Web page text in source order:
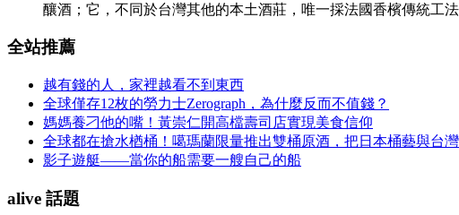
釀酒；它，不同於台灣其他的本土酒莊，唯一採法國香檳傳統工
全站推薦
越有錢的人，家裡越看不到東西
全球僅存12枚的勞力士Zerograph，為什麼反而不值錢？
媽媽養刁他的嘴！黃崇仁開高檔壽司店實現美食信仰
全球都在搶水楢桶！噶瑪蘭限量推出雙桶原酒，把日本桶藝與台
影子遊艇——當你的船需要一艘自己的船
alive 話題